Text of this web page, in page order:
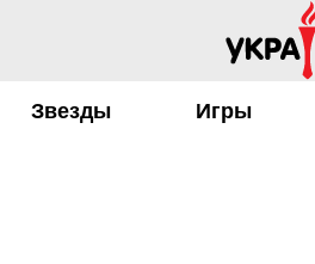
Звезды Игры